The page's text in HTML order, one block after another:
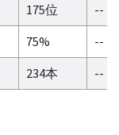
175位
--
75%
--
234本 --